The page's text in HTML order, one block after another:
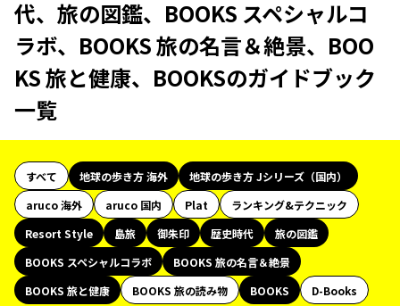
代、旅の図鑑、BOOKS スペシャルコ
ラボ、BOOKS 旅の名言＆絶景、BOO
KS 旅と健康、BOOKSのガイドブック
一覧
すべて 地球の歩き方 海外
地球の歩き方 Jシリーズ（国内）
aruco 海外
aruco 国内 Plat
ランキング&テクニック
Resort Style
島旅 御朱印 歴史時代
旅の図鑑
BOOKS スペシャルコラボ
BOOKS 旅の名言＆絶景
BOOKS 旅と健康
BOOKS 旅の読み物 BOOKS
D-Books